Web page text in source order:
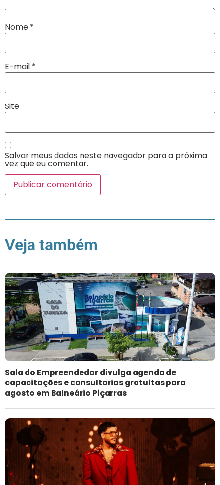
Nome *
E-mail *
Site
Salvar meus dados neste navegador para a próxima
vez que eu comentar.
Veja também
Sala do Empreendedor divulga agenda de
capacitações e consultorias gratuitas para
agosto em Balneário Piçarras